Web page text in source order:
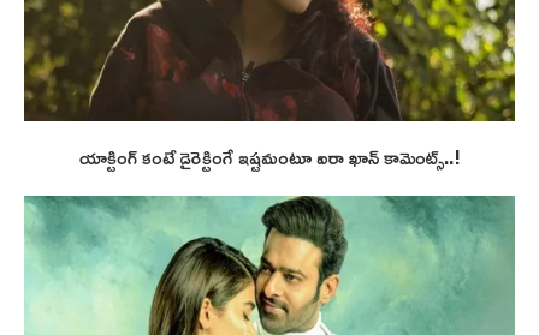
యాక్టింగ్ కంటే డైరెక్టింగే ఇష్టమంటూ ఐరా ఖాన్ కామెంట్స్..!